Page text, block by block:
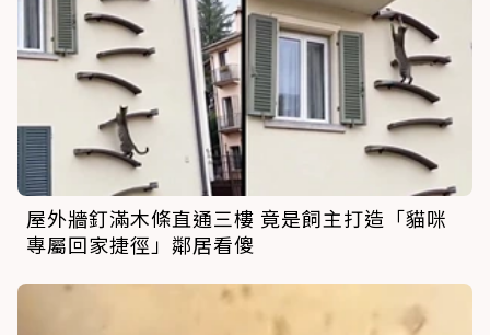
屋外牆釘滿木條直通三樓 竟是飼主打造「貓咪
專屬回家捷徑」鄰居看傻